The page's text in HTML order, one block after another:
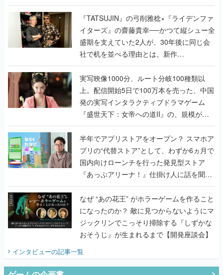
で作り込まれた理由を両ディレクターに聞
く
『TATSUJIN』の弓削雅稔×『ライデンファ
イターズ』の齋藤貴幸──かつて縦シュー全
盛期を支えていた2人が、30年後に同じ会
社で机を並べる理由とは。新作
『TATSUJIN EXTREME』で初タッグを組
んだレジェンド2人に訊く開発秘話
実写映像1000分、ルート分岐100種類以
上。配信開始5日で100万本を売った、中国
発の実写インタラクティブドラマゲーム
『盛世天下：女帝への道II』の、規模が違
うこだわりをプロデューサーに聞いた
半年でアプリストアをオープン？ スマホア
プリの“代替ストア”として、わずか6ヵ月で
国内向けローンチを行った発見型ストア
『あっぷアリーナ！』仕掛け人に話を聞い
てみた
なぜ “あの花王” がホラーゲームを作ること
になったのか？ 敵に見つからないようにマ
ジックリンでこっそり掃除する『しずかな
おそうじ』が生まれるまで【開発座談会】
インタビューの記事一覧